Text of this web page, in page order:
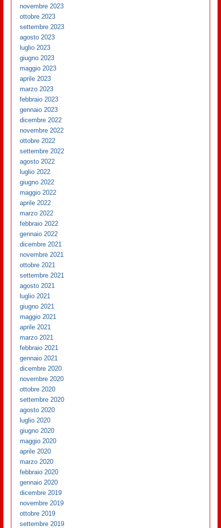
novembre 2023
ottobre 2023
settembre 2023
agosto 2023
luglio 2023
giugno 2023
maggio 2023
aprile 2023
marzo 2023
febbraio 2023
gennaio 2023
dicembre 2022
novembre 2022
ottobre 2022
settembre 2022
agosto 2022
luglio 2022
giugno 2022
maggio 2022
aprile 2022
marzo 2022
febbraio 2022
gennaio 2022
dicembre 2021
novembre 2021
ottobre 2021
settembre 2021
agosto 2021
luglio 2021
giugno 2021
maggio 2021
aprile 2021
marzo 2021
febbraio 2021
gennaio 2021
dicembre 2020
novembre 2020
ottobre 2020
settembre 2020
agosto 2020
luglio 2020
giugno 2020
maggio 2020
aprile 2020
marzo 2020
febbraio 2020
gennaio 2020
dicembre 2019
novembre 2019
ottobre 2019
settembre 2019